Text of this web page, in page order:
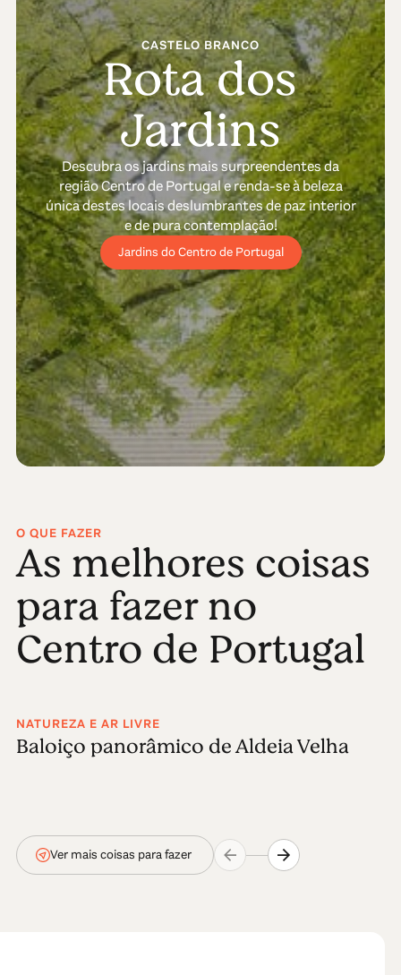
CASTELO BRANCO
Rota dos
Jardins
Descubra os jardins mais surpreendentes da
região Centro de Portugal e renda-se à beleza
única destes locais deslumbrantes de paz interior
e de pura contemplação!
Jardins do Centro de Portugal
O QUE FAZER
As melhores coisas
para fazer no
Centro de Portugal
NATUREZA E AR LIVRE
Baloiço panorâmico de Aldeia Velha
Ver mais coisas para fazer